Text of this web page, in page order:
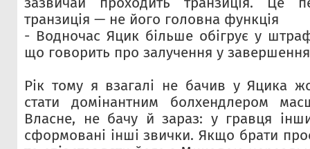
транзиція — не його головна функція
- Водночас Яцик більше обігрує у
що говорить про залучення у
Рік тому я взагалі не бачив у Яцика
стати домінантним болхендлером
Власне, не бачу й зараз: у гравця
сформовані інші звички. Якщо брати